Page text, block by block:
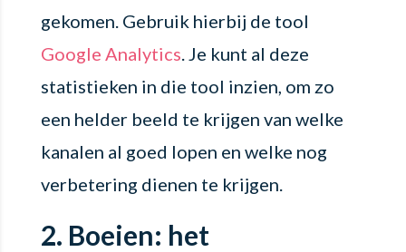
gekomen. Gebruik hierbij de tool
Google Analytics . Je kunt al deze
statistieken in die tool inzien, om zo
een helder beeld te krijgen van welke
kanalen al goed lopen en welke nog
verbetering dienen te krijgen.
2. Boeien: het